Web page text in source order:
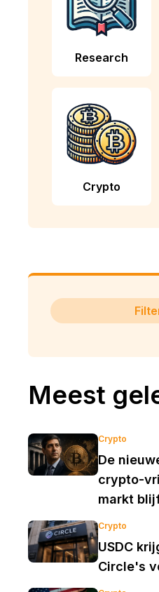
Research
Crypto
Meest
Crypto
De
crypto-
markt
Crypto
USDC
Circle's